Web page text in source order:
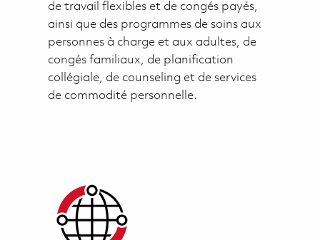
de travail flexibles et de congés payés,
ainsi que des programmes de soins aux
personnes à charge et aux adultes, de
congés familiaux, de planification
collégiale, de counseling et de services
de commodité personnelle.